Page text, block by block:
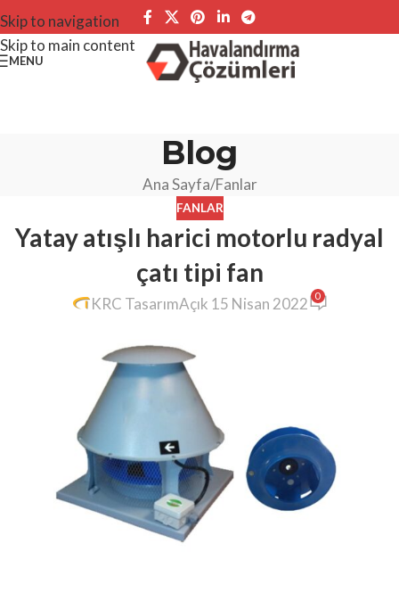
Skip to navigation
Skip to main content
MENU
Blog
Ana Sayfa Fanlar
FANLAR
Yatay atışlı harici motorlu radyal
çatı tipi fan
KRC TasarımAçık 15 Nisan 2022 0